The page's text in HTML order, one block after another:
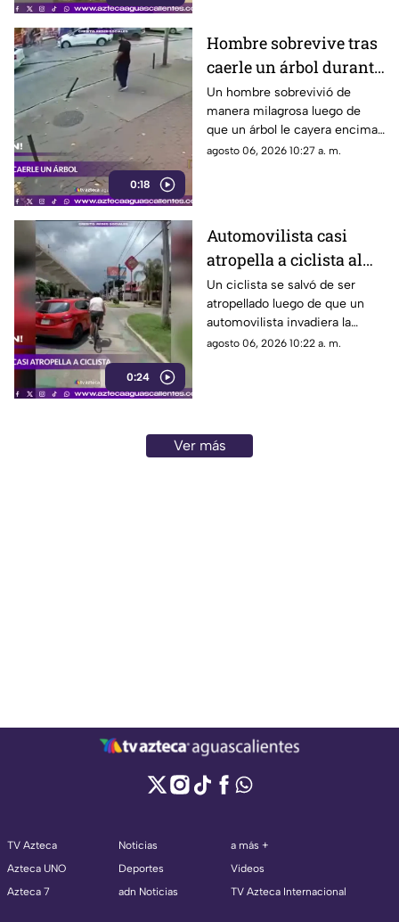
0:18
Hombre sobrevive tras
caerle un árbol durante
tormenta
Un hombre sobrevivió de
manera milagrosa luego de
que un árbol le cayera encima
durante una fuerte tormenta
agosto 06, 2026 10:27 a. m.
0:24
Automovilista casi
atropella a ciclista al
invadir el carril de la
ciclovía en Guadalajara
Un ciclista se salvó de ser
atropellado luego de que un
automovilista invadiera la
ciclovía al girar a la derecha sin
agosto 06, 2026 10:22 a. m.
Ver más
TV Azteca
Azteca UNO
Azteca 7
Noticias
Deportes
adn Noticias
a más +
Videos
TV Azteca Internacional